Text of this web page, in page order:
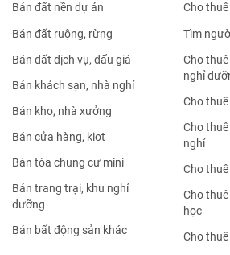
Bán đất nền dự án
Bán đất ruộng, rừng
Bán đất dịch vụ, đấu giá
Bán khách sạn, nhà nghỉ
Bán kho, nhà xưởng
Bán cửa hàng, kiot
Bán tòa chung cư mini
Bán trang trại, khu nghỉ
dưỡng
Bán bất động sản khác
Cho
Tìm
Cho
nghỉ
Cho
Cho
nghỉ
Cho
Cho
học
Cho